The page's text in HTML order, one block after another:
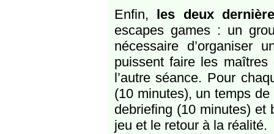
Enfin,
les deux
escapes games : un
nécessaire d’organiser
puissent faire les
l’autre séance. Pour
(10 minutes), un temps
debriefing (10 minutes) et
jeu et le retour à la réalité.